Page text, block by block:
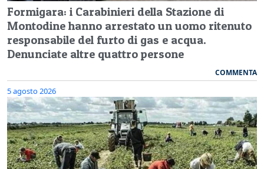
Formigara: i Carabinieri della Stazione di
Montodine hanno arrestato un uomo ritenuto
responsabile del furto di gas e acqua.
Denunciate altre quattro persone
COMMENTA
5 agosto 2026